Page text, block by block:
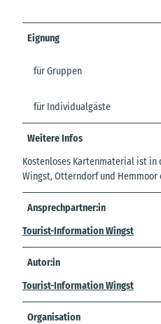
Eignung
für Gruppen
für Individualgäste
Weitere Infos
Kostenloses Kartenmaterial ist
Wingst, Otterndorf und
Ansprechpartner:in
Tourist-Information Wingst
Autor:in
Tourist-Information Wingst
Organisation